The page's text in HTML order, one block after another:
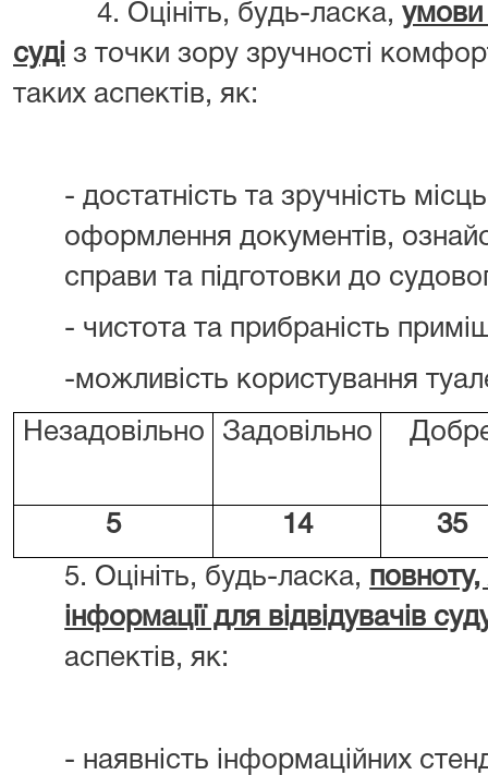
4. Оцініть, будь-ласка, умови
суді з точки зору зручності
таких аспектів, як:
- достатність та зручність
оформлення документів,
справи та підготовки до
- чистота та прибраність
-можливість користування
Незадовільно
Задовільно
5 14
35
5. Оцініть, будь-ласка, повноту,
інформації для відвідувачів
аспектів, як:
- наявність інформаційних